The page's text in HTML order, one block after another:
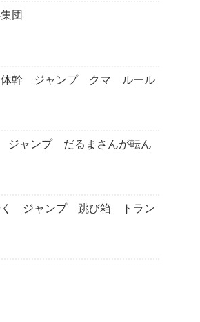
団
幹 ジャンプ クマ ルール
ャンプ だるまさんが転ん
ジャンプ 跳び箱 トラン